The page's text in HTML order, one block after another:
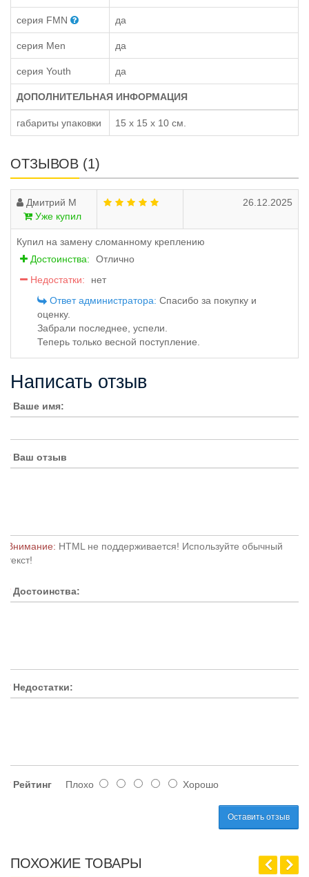
серия FMN да
серия Men да
серия Youth да
ДОПОЛНИТЕЛЬНАЯ ИНФОРМАЦИЯ
габариты упаковки 15 x 15 x 10 см.
ОТЗЫВОВ (1)
Дмитрий М
Уже купил
26.12.2025
Купил на замену сломанному креплению
Достоинства:
Отлично
Недостатки:
нет
Ответ администратора: Спасибо за покупку и
оценку.
Забрали последнее, успели.
Теперь только весной поступление.
Написать отзыв
Ваше имя:
Ваш отзыв
Внимание: HTML не поддерживается! Используйте обычный
текст!
Достоинства:
Недостатки:
Рейтинг Плохо Хорошо
Оставить отзыв
ПОХОЖИЕ ТОВАРЫ